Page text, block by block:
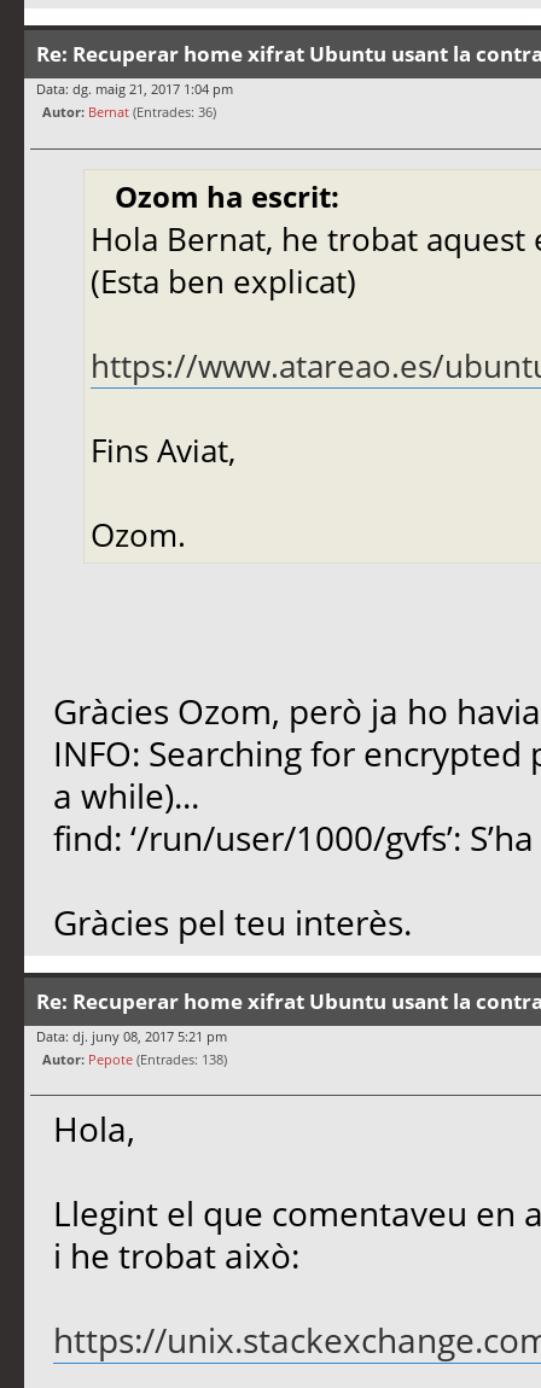
Re: Recuperar home xifrat Ubuntu usant la
Data: dg. maig 21, 2017 1:04 pm
Autor: Bernat (Entrades: 36)
Ozom ha escrit:
Hola Bernat, he trobat
(Esta ben explicat)
https://www.atareao.es/
Fins Aviat,
Ozom.
Gràcies Ozom, però ja ho
INFO: Searching for
a while)...
find: ‘/run/user/1000/gvfs’:
Gràcies pel teu interès.
Re: Recuperar home xifrat Ubuntu usant la
Data: dj. juny 08, 2017 5:21 pm
Autor: Pepote (Entrades: 138)
Hola,
Llegint el que comentaveu en
i he trobat això:
https://